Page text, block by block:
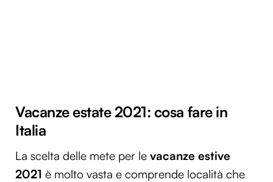
Vacanze estate 2021: cosa fare in
Italia
La scelta delle mete per le vacanze estive
2021 è molto vasta e comprende località che